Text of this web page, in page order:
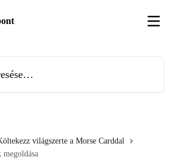
világszerte a Morse Carddal